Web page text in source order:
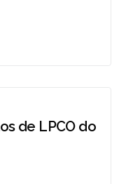
de LPCO do